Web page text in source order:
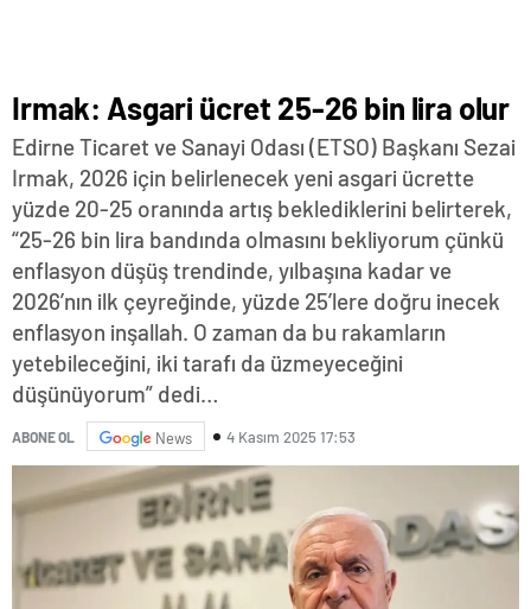
Irmak: Asgari ücret 25-26 bin lira olur
Edirne Ticaret ve Sanayi Odası (ETSO) Başkanı Sezai
Irmak, 2026 için belirlenecek yeni asgari ücrette
yüzde 20-25 oranında artış beklediklerini belirterek,
“25-26 bin lira bandında olmasını bekliyorum çünkü
enflasyon düşüş trendinde, yılbaşına kadar ve
2026’nın ilk çeyreğinde, yüzde 25’lere doğru inecek
enflasyon inşallah. O zaman da bu rakamların
yetebileceğini, iki tarafı da üzmeyeceğini
düşünüyorum” dedi…
ABONE OL News 4 Kasım 2025 17:53